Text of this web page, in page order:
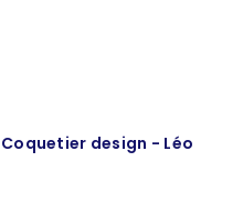
Coquetier design - Léo